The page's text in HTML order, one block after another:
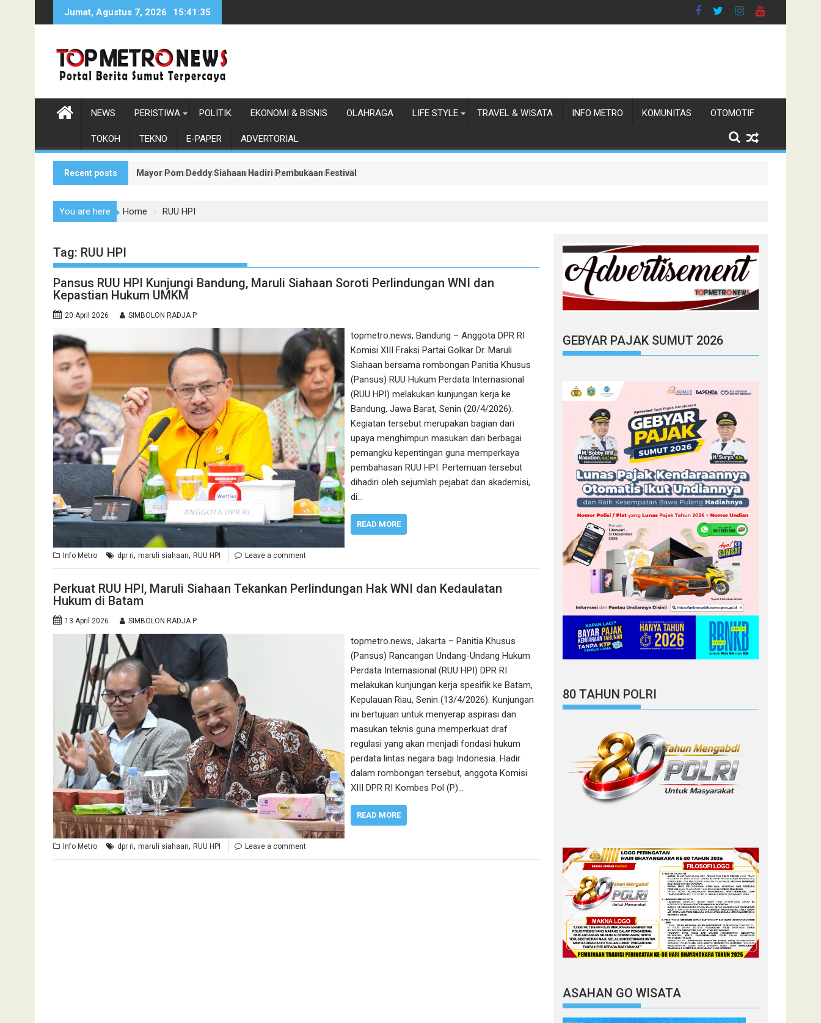
Jumat, Agustus 7, 2026 15:41:36
NEWS PERISTIWA POLITIK EKONOMI & BISNIS OLAHRAGA LIFE STYLE TRAVEL & WISATA INFO METRO KOMUNITAS OTOMOTIF
TOKOH TEKNO E-PAPER ADVERTORIAL
Recent posts Mayor Pom Deddy Siahaan Hadiri Pembukaan Festival Budaya Lembah Baliem ke-34 Tahun 2026
Polrestabes Medan 'Prematur' Simpulkan Kematian Eks Istri Polisi Bundir
You are here Home RUU HPI
Tag: RUU HPI
Pansus RUU HPI Kunjungi Bandung, Maruli Siahaan Soroti Perlindungan WNI dan
Kepastian Hukum UMKM
20 April 2026 SIMBOLON RADJA P
topmetro.news, Bandung – Anggota DPR RI
Komisi XIII Fraksi Partai Golkar Dr. Maruli
Siahaan bersama rombongan Panitia Khusus
(Pansus) RUU Hukum Perdata Internasional
(RUU HPI) melakukan kunjungan kerja ke
Bandung, Jawa Barat, Senin (20/4/2026).
Kegiatan tersebut merupakan bagian dari
upaya menghimpun masukan dari berbagai
pemangku kepentingan guna memperkaya
pembahasan RUU HPI. Pertemuan tersebut
dihadiri oleh sejumlah pejabat dan akademisi,
di…
READ MORE
Info Metro dpr ri, maruli siahaan, RUU HPI Leave a comment
Perkuat RUU HPI, Maruli Siahaan Tekankan Perlindungan Hak WNI dan Kedaulatan
Hukum di Batam
13 April 2026 SIMBOLON RADJA P
topmetro.news, Jakarta – Panitia Khusus
(Pansus) Rancangan Undang-Undang Hukum
Perdata Internasional (RUU HPI) DPR RI
melakukan kunjungan kerja spesifik ke Batam,
Kepulauan Riau, Senin (13/4/2026). Kunjungan
ini bertujuan untuk menyerap aspirasi dan
masukan teknis guna memperkuat draf
regulasi yang akan menjadi fondasi hukum
perdata lintas negara bagi Indonesia. Hadir
dalam rombongan tersebut, anggota Komisi
XIII DPR RI Kombes Pol (P)…
READ MORE
Info Metro dpr ri, maruli siahaan, RUU HPI Leave a comment
GEBYAR PAJAK SUMUT 2026
80 TAHUN POLRI
ASAHAN GO WISATA